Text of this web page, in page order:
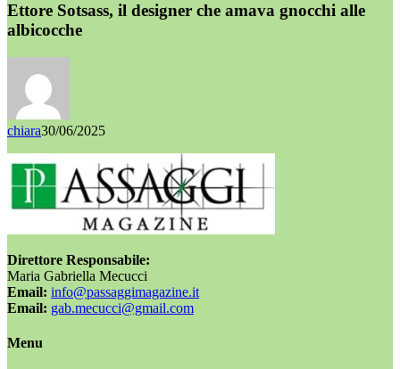
Ettore Sotsass, il designer che amava gnocchi alle
albicocche
chiara30/06/2025
Direttore Responsabile:
Maria Gabriella Mecucci
Email: info@passaggimagazine.it
Email: gab.mecucci@gmail.com
Menu